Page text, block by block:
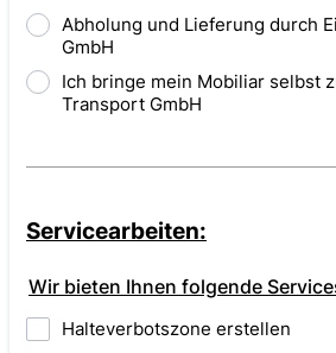
Abholung und Lieferung durch
GmbH
Ich bringe mein Mobiliar selbst
Transport GmbH
Servicearbeiten:
Wir bieten Ihnen folgende
Halteverbotszone erstellen